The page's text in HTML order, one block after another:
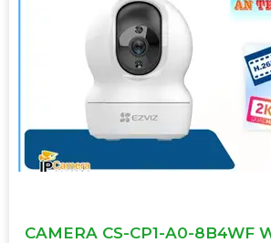
CAMERA CS-CP1-A0-8B4WF